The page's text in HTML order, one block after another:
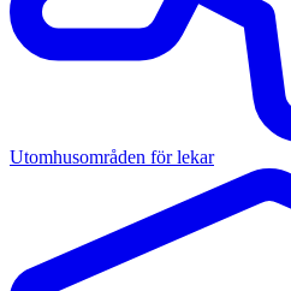
Utomhusområden för lekar